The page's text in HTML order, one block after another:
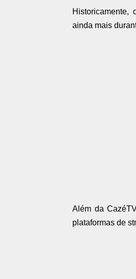
Historicamente,
ainda mais
Além da
plataformas de